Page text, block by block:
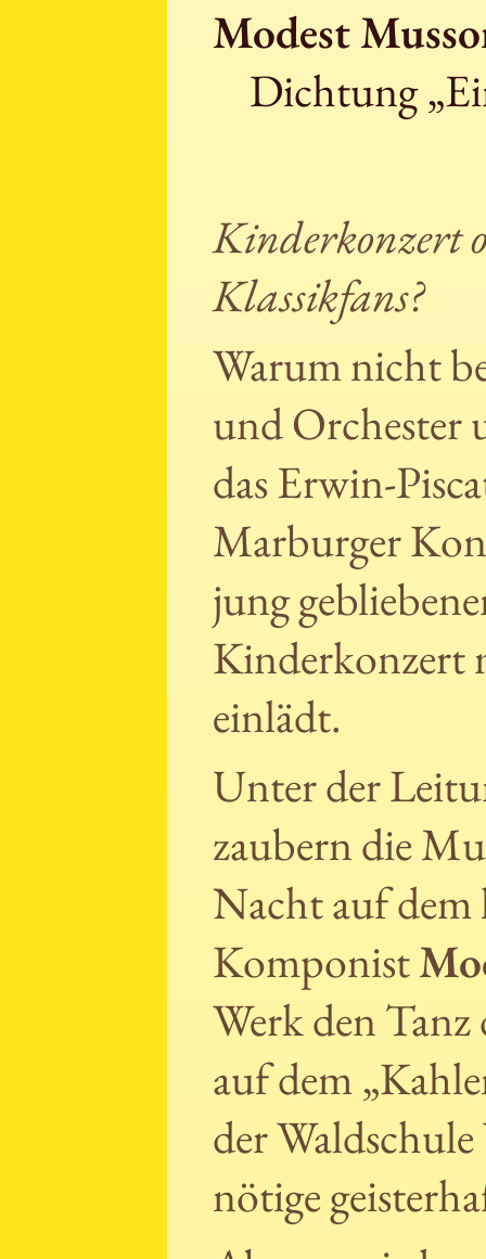
Modest
Dichtung
Kinderkonzert
Klassikfans?
Warum nicht
und Orchester
das Erwin-
Marburger
jung
Kinderkonzert
einlädt.
Unter der
zaubern die
Nacht auf dem
Komponist
Werk den
auf dem
der
nötige